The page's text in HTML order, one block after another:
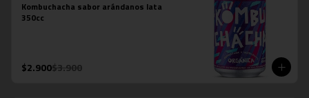
Kombuchacha sabor arándanos lata
350cc
$2.900$3.900